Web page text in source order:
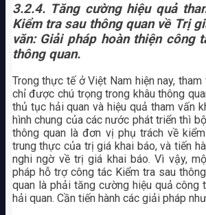
3.2.4. Tăng cường hiệu quả
Kiểm tra sau thông quan về Trị
văn: Giải pháp hoàn thiện công
thông quan.
Trong thực tế ở Việt Nam hiện nay,
chỉ được chú trọng trong khâu thông
thủ tục hải quan và hiệu quả tham vấn
hình chung của các nước phát triển thì
thông quan là đơn vị phụ trách về
trung thực của trị giá khai báo, và tiến
nghi ngờ về trị giá khai báo. Vì vậy,
pháp hỗ trợ công tác Kiểm tra sau
quan là phải tăng cường hiệu quả công
hải quan. Cần tiến hành các giải pháp